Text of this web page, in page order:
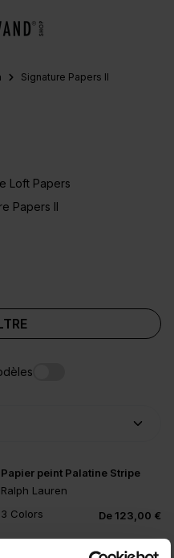
Signature Papers II
Loft Papers
Papers II
Papier peint Palatine Stripe
Ralph Lauren
3 Colors
De 123,00 €